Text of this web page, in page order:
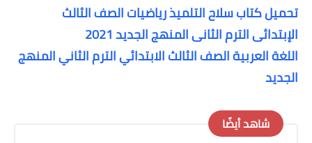
تحميل كتاب سلاح التلميذ رياضيات الصف الثالث
الإبتدائى الترم الثانى المنهج الجديد 2021
اللغة العربية الصف الثالث الابتدائي الترم الثاني المنهج
الجديد
شاهد أيضًا